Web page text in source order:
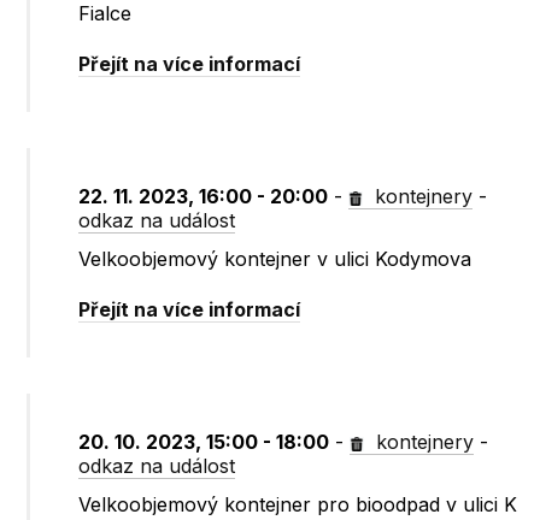
Fialce
Přejít na více informací
22. 11. 2023, 16:00 - 20:00 - kontejnery -
odkaz na událost
Velkoobjemový kontejner v ulici Kodymova
Přejít na více informací
20. 10. 2023, 15:00 - 18:00 - kontejnery -
odkaz na událost
Velkoobjemový kontejner pro bioodpad v ulici K